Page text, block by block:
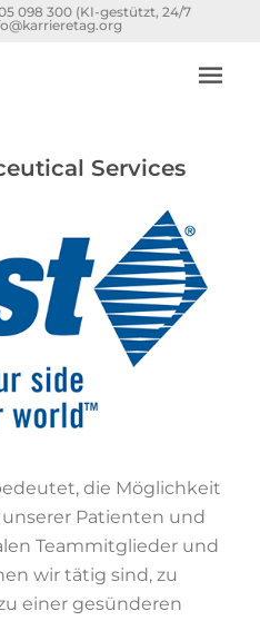
098 300 (KI-gestützt, 24/7
Services
die Möglichkeit
Patienten und
Teammitglieder und
wir tätig sind, zu
einer gesünderen